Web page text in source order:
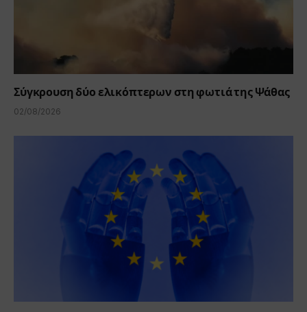
Σύγκρουση δύο ελικόπτερων στη φωτιά της Ψάθας
02/08/2026